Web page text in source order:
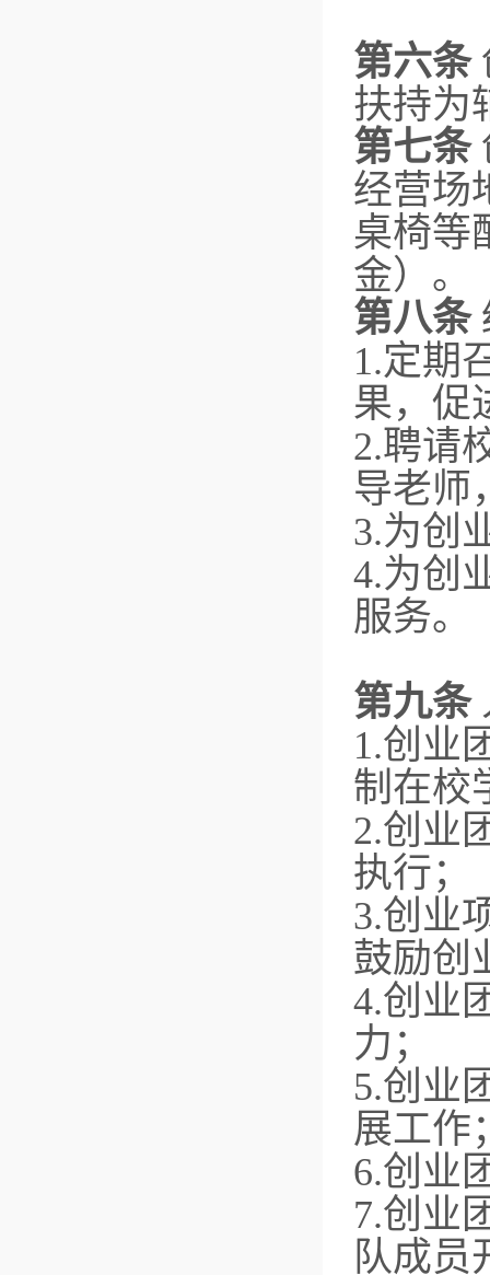
第六条
扶持为
第七条
经营场
桌椅等
金）。
第八条
1.定期
果，促
2.聘请
导老师
3.为创
4.为创
服务。
第九条
1.创业
制在校
2.创业
执行；
3.创业
鼓励创
4.创业
力；
5.创业
展工作
6.创业
7.创业
队成员